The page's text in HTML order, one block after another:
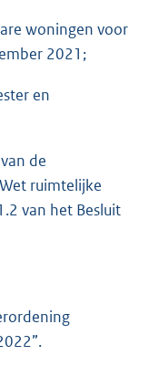
woningen voor
2021;
en
de
ruimtelijke
van het Besluit